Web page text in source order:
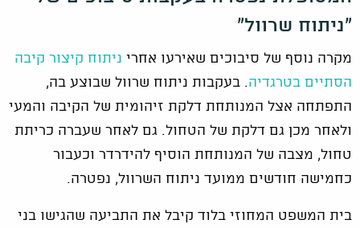
"ניתוח שרוול"
מקרה נוסף של סיבוכים שאירעו אחרי ניתוח קיצור קיבה
הסתיים בטרגדיה. בעקבות ניתוח שרוול שבוצע בה,
התפתחה אצל המנותחת דלקת זיהומית של הקיבה והמעי
ולאחר מכן גם דלקת של הטחול. גם לאחר שעברה כריתת
טחול, מצבה של המנותחת הוסיף להידרדר וכעבור
כחמישה חודשים ממועד ניתוח השרוול, נפטרה.
בית המשפט המחוזי בלוד קיבל את התביעה שהגישו בני